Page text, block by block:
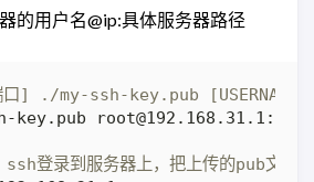
的用户名@ip:具体服务器路径
] ./my-ssh-key.pub
ssh登录到服务器上，把上传的pub文